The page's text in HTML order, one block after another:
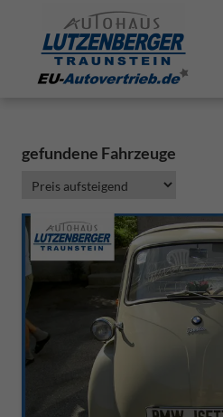
gefundene Fahrzeuge